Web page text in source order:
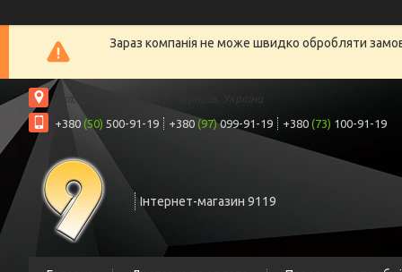
Зараз компанія не може швидко обробляти
вул. Шрага, 6а, офіс 2, Чернігів, Україна
+380 (50) 500-91-19 +380 (97)099-91-19 +380 (73) 100-91-19
Інтернет-магазин 9119